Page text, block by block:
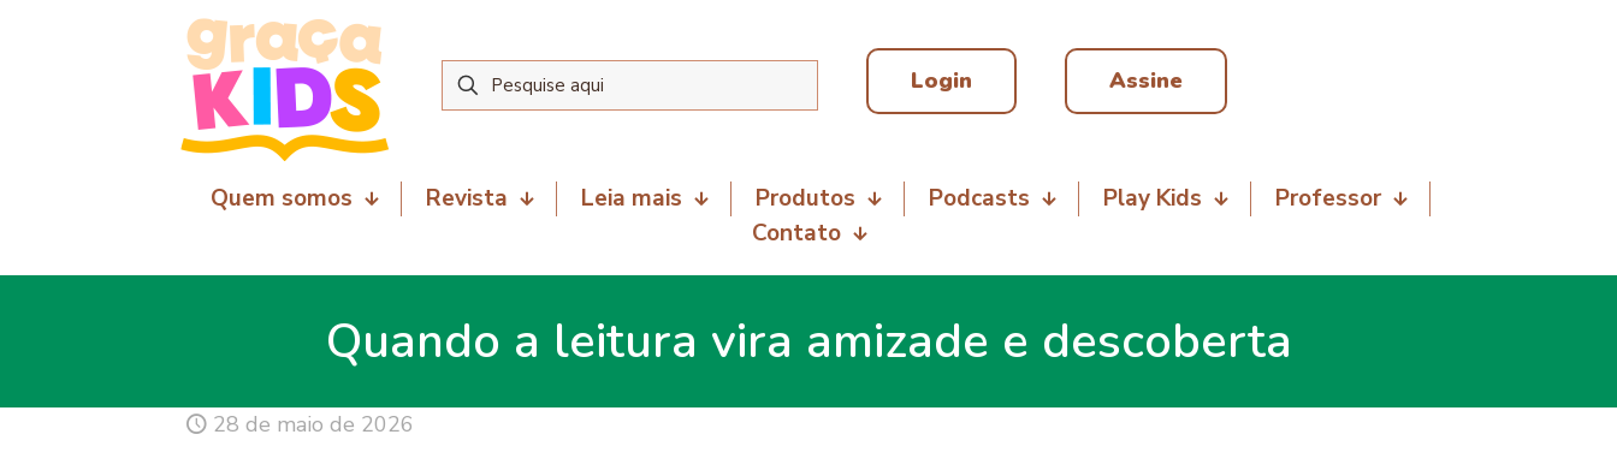
Login Assine
Quem somos Revista Leia mais Produtos Podcasts Play Kids
Professor
Contato
Quando a leitura vira amizade e descoberta
28 de maio de 2026